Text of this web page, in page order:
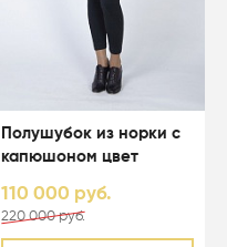
Полушубок из норки с
капюшоном цвет
110 000 руб.
220 000 руб.